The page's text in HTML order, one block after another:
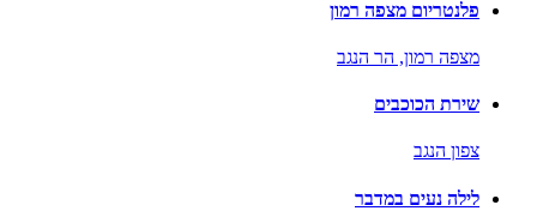
פלנטריום מצפה רמון
מצפה רמון, הר הנגב
שירת הכוכבים
צפון הנגב
לילה נעים במדבר